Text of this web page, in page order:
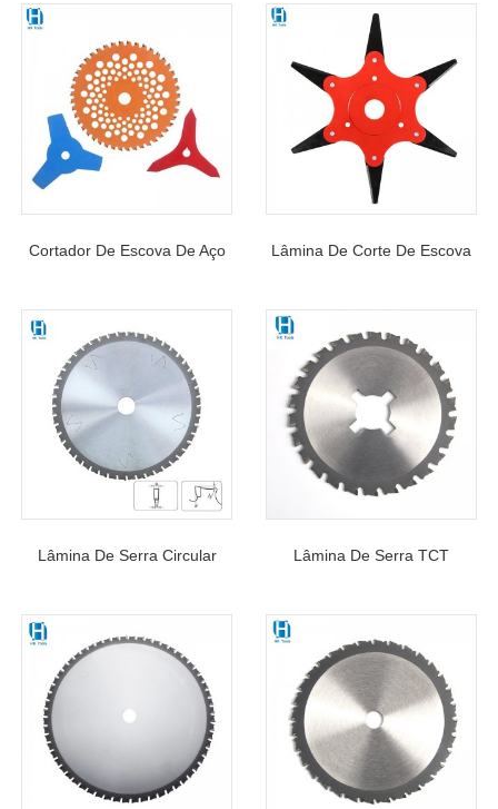
110*1,8/1,1*20*40T
255 × 25,4 Mm X 40 T Para
Arbustos De Jardim
Cortador De Escova De Aço
Comedora De Ervas
Daninhas Para Corte De
Ervas Daninhas E Arbustos
Lâmina De Corte De Escova
Fábrica Para Cortar Grama
Lâmina De Serra Circular
Atacado Para Corte De
Metais Não Ferrosos
Lâmina De Serra TCT
Qualidade Para Corte De
Vergalhões De Metal